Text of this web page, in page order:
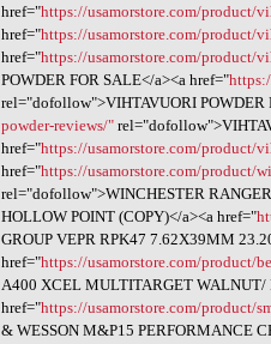
href="https://usamorstore.com/product/
href="https://usamorstore.com/product/
href="https://usamorstore.com/product/
POWDER FOR SALE</a><a href="
rel="dofollow">VIHTAVUORI POWDER
powder-reviews/"
href="https://usamorstore.com/product/
href="https://usamorstore.com/product/
rel="dofollow">WINCHESTER
HOLLOW POINT (COPY)</a><a href="
GROUP VEPR RPK47 7.62X39MM
href="https://usamorstore.com/product/
A400 XCEL MULTITARGET WALNUT/
href="https://usamorstore.com/product/
& WESSON M&P15 PERFORMANCE